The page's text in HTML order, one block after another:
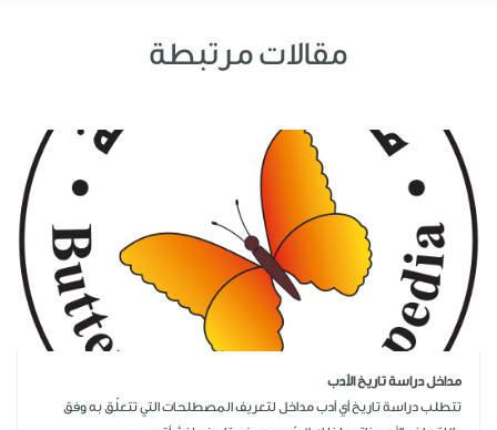
مقالات مرتبطة
مداخل دراسة تاريخ الأدب
تتطلب دراسة تاريخ أي أدب مداخل لتعريف المصطلحات التي تتعلّق به وفق